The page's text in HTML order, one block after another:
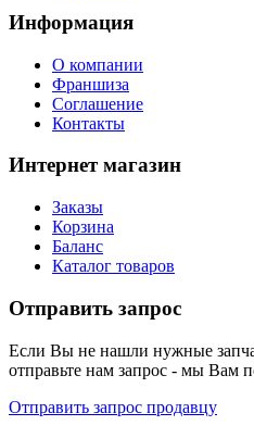
Информация
О компании
Франшиза
Соглашение
Контакты
Интернет магазин
Заказы
Корзина
Баланс
Каталог товаров
Отправить запрос
Если Вы не нашли нужные
отправьте нам запрос - мы Вам
Отправить запрос продавцу